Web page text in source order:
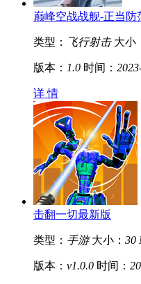
巅峰空战战舰-正当防
类型： 飞行射击 大小
版本： 1.0 时间：
详 情
击翻一切最新版
类型： 手游 大小： 30
版本： v1.0.0 时间：